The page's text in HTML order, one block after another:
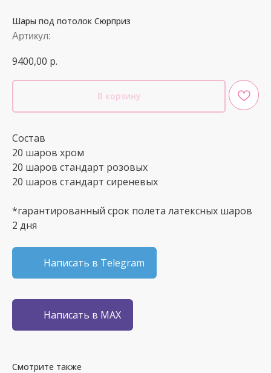
Шары под потолок Сюрприз
Артикул:
9400,00 р.
В корзину
Состав
20 шаров хром
20 шаров стандарт розовых
20 шаров стандарт сиреневых
*гарантированный срок полета латексных шаров
2 дня
Написать в Telegram
Написать в MAX
Смотрите также